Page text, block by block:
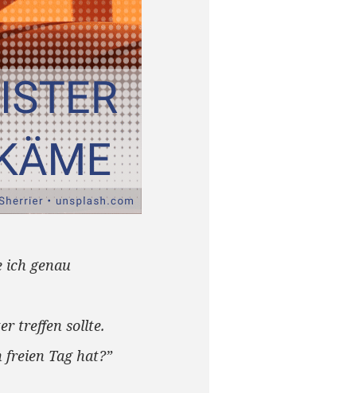
ich genau
treffen sollte.
Tag hat?”